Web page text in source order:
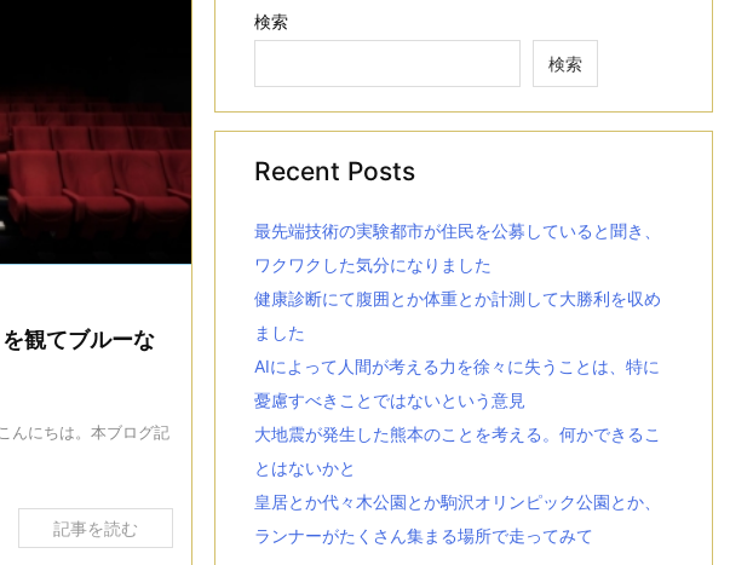
観てブルーな
んにちは。本ブログ記
記事を読む
検索
検索
Recent Posts
最先端技術の実験都市が住民を公募していると聞き、
ワクワクした気分になりました
健康診断にて腹囲とか体重とか計測して大勝利を収め
ました
AIによって人間が考える力を徐々に失うことは、特に
憂慮すべきことではないという意見
大地震が発生した熊本のことを考える。何かできるこ
とはないかと
皇居とか代々木公園とか駒沢オリンピック公園とか、
ランナーがたくさん集まる場所で走ってみて